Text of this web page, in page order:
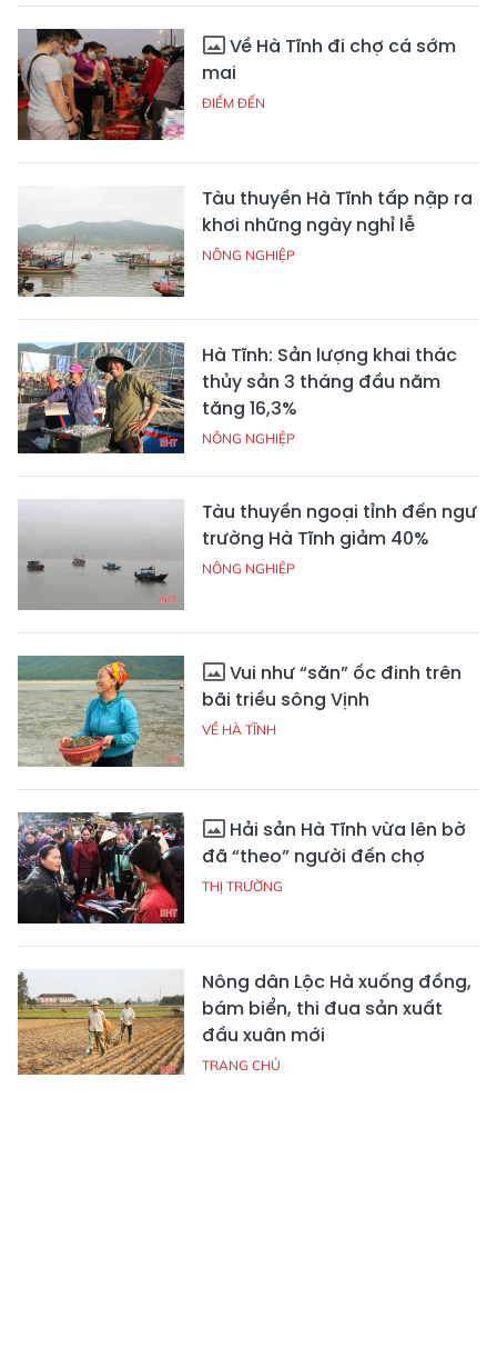
Về Hà Tĩnh đi chợ cá sớm
mai
ĐIỂM ĐẾN
Tàu thuyền Hà Tĩnh tấp nập ra
khơi những ngày nghỉ lễ
NÔNG NGHIỆP
Hà Tĩnh: Sản lượng khai thác
thủy sản 3 tháng đầu năm
tăng 16,3%
NÔNG NGHIỆP
Tàu thuyền ngoại tỉnh đến ngư
trường Hà Tĩnh giảm 40%
NÔNG NGHIỆP
Vui như “săn” ốc đinh trên
bãi triều sông Vịnh
VỀ HÀ TĨNH
Hải sản Hà Tĩnh vừa lên bờ
đã “theo” người đến chợ
THỊ TRƯỜNG
Nông dân Lộc Hà xuống đồng,
bám biển, thi đua sản xuất
đầu xuân mới
TRANG CHỦ